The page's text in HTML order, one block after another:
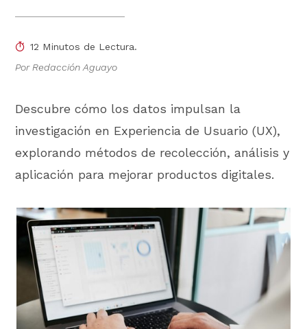
12 Minutos de Lectura.
Por Redacción Aguayo
Descubre cómo los datos impulsan la
investigación en Experiencia de Usuario (UX),
explorando métodos de recolección, análisis y
aplicación para mejorar productos digitales.